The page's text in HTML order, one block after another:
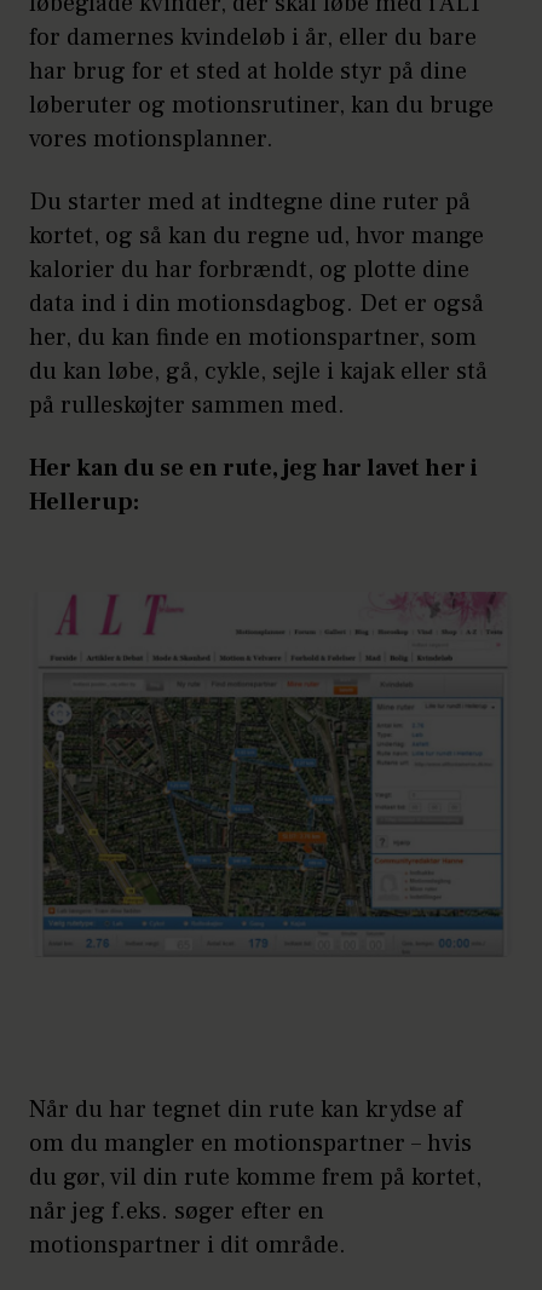
for damernes kvindeløb i år, eller du bare
har brug for et sted at holde styr på dine
løberuter og motionsrutiner, kan du bruge
vores motionsplanner.
Du starter med at indtegne dine ruter på
kortet, og så kan du regne ud, hvor mange
kalorier du har forbrændt, og plotte dine
data ind i din motionsdagbog. Det er også
her, du kan finde en motionspartner, som
du kan løbe, gå, cykle, sejle i kajak eller stå
på rulleskøjter sammen med.
Her kan du se en rute, jeg har lavet her i
Hellerup:
Når du har tegnet din rute kan krydse af
om du mangler en motionspartner – hvis
du gør, vil din rute komme frem på kortet,
når jeg f.eks. søger efter en
motionspartner i dit område.